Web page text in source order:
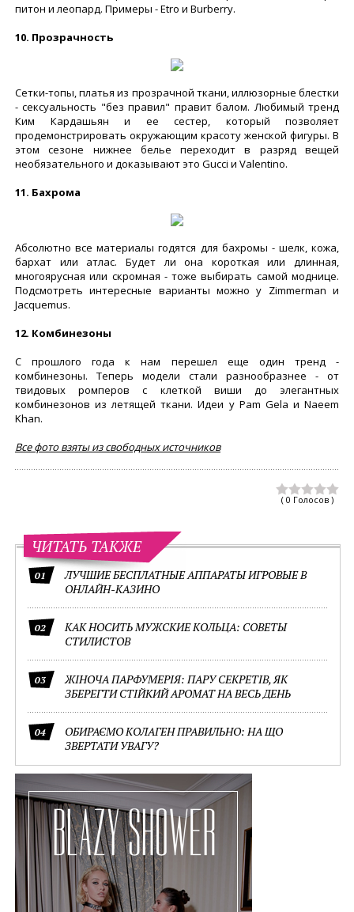
питон и леопард. Примеры - Etro и Burberry.
10. Прозрачность
Сетки-топы, платья из прозрачной ткани, иллюзорные блестки
- сексуальность "без правил" правит балом. Любимый тренд
Ким Кардашьян и ее сестер, который позволяет
продемонстрировать окружающим красоту женской фигуры. В
этом сезоне нижнее белье переходит в разряд вещей
необязательного и доказывают это Gucci и Valentino.
11. Бахрома
Абсолютно все материалы годятся для бахромы - шелк, кожа,
бархат или атлас. Будет ли она короткая или длинная,
многоярусная или скромная - тоже выбирать самой моднице.
Подсмотреть интересные варианты можно у Zimmerman и
Jacquemus.
12. Комбинезоны
С прошлого года к нам перешел еще один тренд -
комбинезоны. Теперь модели стали разнообразнее - от
твидовых ромперов с клеткой виши до элегантных
комбинезонов из летящей ткани. Идеи у Pam Gela и Naeem
Khan.
Все фото взяты из свободных источников
( 0 Голосов )
ЧИТАТЬ ТАКЖЕ
01
ЛУЧШИЕ БЕСПЛАТНЫЕ АППАРАТЫ ИГРОВЫЕ В
ОНЛАЙН-КАЗИНО
02
КАК НОСИТЬ МУЖСКИЕ КОЛЬЦА: СОВЕТЫ
СТИЛИСТОВ
03
ЖІНОЧА ПАРФУМЕРІЯ: ПАРУ СЕКРЕТІВ, ЯК
ЗБЕРЕГТИ СТІЙКИЙ АРОМАТ НА ВЕСЬ ДЕНЬ
04
ОБИРАЄМО КОЛАГЕН ПРАВИЛЬНО: НА ЩО
ЗВЕРТАТИ УВАГУ?